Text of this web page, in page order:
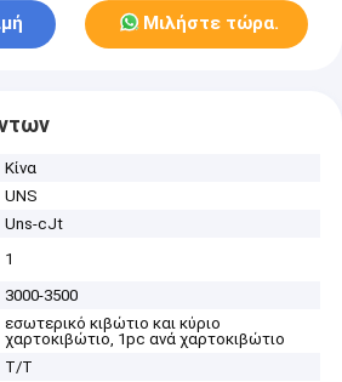
Μιλήστε τώρα.
Κίνα
UNS
Uns-cJt
1
3000-3500
εσωτερικό κιβώτιο και κύριο
χαρτοκιβώτιο, 1pc ανά χαρτοκιβώτιο
T/T